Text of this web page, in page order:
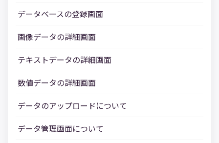
データベースの登録画面
画像データの詳細画面
テキストデータの詳細画面
数値データの詳細画面
データのアップロードについて
データ管理画面について